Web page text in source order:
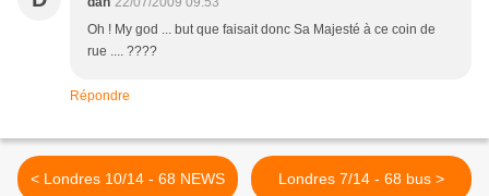
Oh ! My god ... but que faisait donc Sa Majesté à ce coin de
rue .... ????
Répondre
< Londres 10/14 - 68 NEWS Londres 7/14 - 68 bus >